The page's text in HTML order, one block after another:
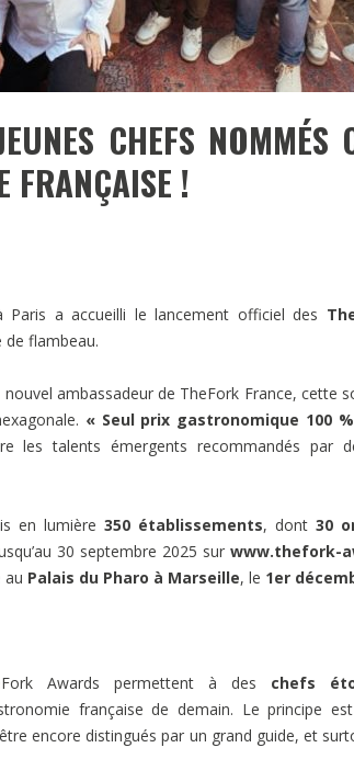
CHEFS NOMMÉS
FRANÇAISE !
Paris a accueilli le lancement officiel des
de flambeau.
nouvel ambassadeur de TheFork France, cette
« Seul prix gastronomique 100
les talents émergents recommandés par
en lumière 350 établissements, dont 30
30 septembre 2025 sur www.thefork-
au Palais du Pharo à Marseille, le 1er
Awards permettent à des chefs
française de demain. Le principe
encore distingués par un grand guide, et